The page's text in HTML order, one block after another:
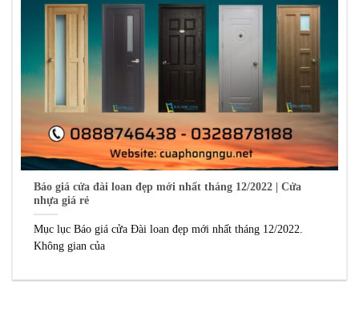
Báo giá cửa đài loan đẹp mới nhất tháng 12/2022 | Cửa
nhựa giá rẻ
Mục lục Báo giá cửa Đài loan đẹp mới nhất tháng 12/2022.
Không gian của